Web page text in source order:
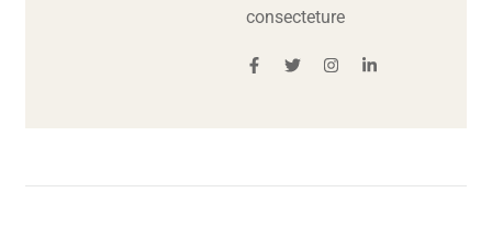
consecteture